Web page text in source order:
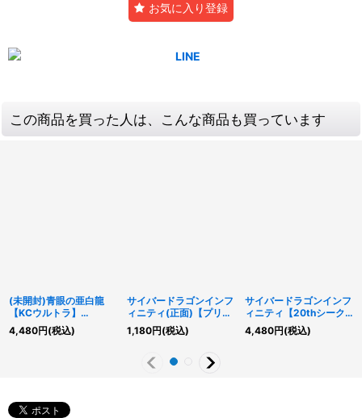
お気に入り登録
この商品を買った人は、こんな商品も買っています
(未開封)青眼の亜白龍
【KCウルトラ】
{MVPC-JPS00}《モン
スター》
4,480円(税込)
サイバードラゴンインフ
ィニティ(正面)【プリズ
マティックシークレッ
ト】{PAC1-JP021}《エ
1,180円(税込)
サイバードラゴンインフ
ィニティ【20thシーク
レット】{20CP-
JPF04}《エクシーズ》
4,480円(税込)